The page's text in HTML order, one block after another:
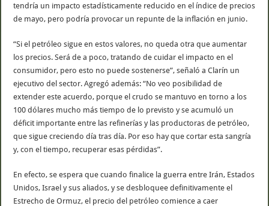
tendría un impacto estadísticamente reducido en el índice de precios
de mayo, pero podría provocar un repunte de la inflación en junio.
“Si el petróleo sigue en estos valores, no queda otra que aumentar
los precios. Será de a poco, tratando de cuidar el impacto en el
consumidor, pero esto no puede sostenerse”, señaló a Clarín un
ejecutivo del sector. Agregó además: “No veo posibilidad de
extender este acuerdo, porque el crudo se mantuvo en torno a los
100 dólares mucho más tiempo de lo previsto y se acumuló un
déficit importante entre las refinerías y las productoras de petróleo,
que sigue creciendo día tras día. Por eso hay que cortar esta sangría
y, con el tiempo, recuperar esas pérdidas”.
En efecto, se espera que cuando finalice la guerra entre Irán, Estados
Unidos, Israel y sus aliados, y se desbloquee definitivamente el
Estrecho de Ormuz, el precio del petróleo comience a caer